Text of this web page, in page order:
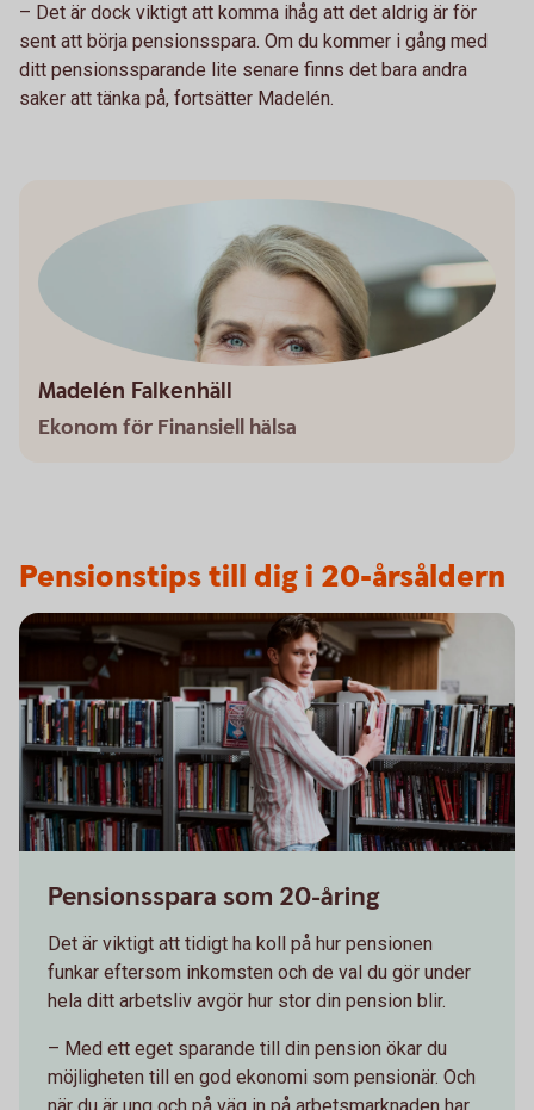
– Det är dock viktigt att komma ihåg att det aldrig är för
sent att börja pensionsspara. Om du kommer i gång med
ditt pensionssparande lite senare finns det bara andra
saker att tänka på, fortsätter Madelén.
Madelén Falkenhäll
Ekonom för Finansiell hälsa
Pensionstips till dig i 20-årsåldern
Pensionsspara som 20-åring
Det är viktigt att tidigt ha koll på hur pensionen
funkar eftersom inkomsten och de val du gör under
hela ditt arbetsliv avgör hur stor din pension blir.
– Med ett eget sparande till din pension ökar du
möjligheten till en god ekonomi som pensionär. Och